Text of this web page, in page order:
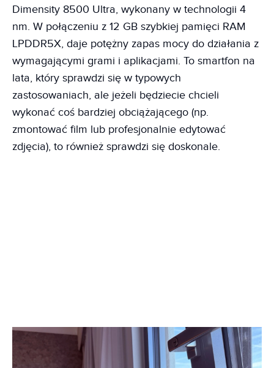
Dimensity 8500 Ultra, wykonany w technologii 4
nm. W połączeniu z 12 GB szybkiej pamięci RAM
LPDDR5X, daje potężny zapas mocy do działania z
wymagającymi grami i aplikacjami. To smartfon na
lata, który sprawdzi się w typowych
zastosowaniach, ale jeżeli będziecie chcieli
wykonać coś bardziej obciążającego (np.
zmontować film lub profesjonalnie edytować
zdjęcia), to również sprawdzi się doskonale.